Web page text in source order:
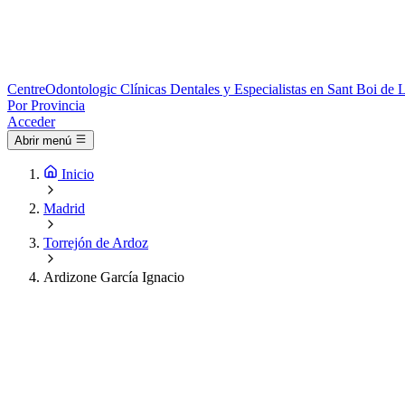
CentreOdontologic Clínicas Dentales y Especialistas en Sant Boi de
Por Provincia
Acceder
Abrir menú
Inicio
Madrid
Torrejón de Ardoz
Ardizone García Ignacio